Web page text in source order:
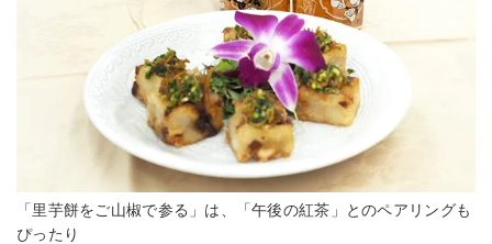
「里芋餅をご山椒で参る」は、「午後の紅茶」とのペアリングも
ぴったり